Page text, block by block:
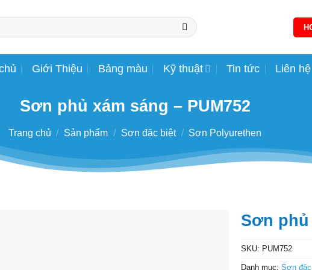
Giới Thiệu Bảng màu Kỹ thuật Tin tức Liên hệ
Sơn phủ xám sáng – PUM752
Trang chủ / Sản phẩm / Sơn đặc biệt / Sơn Polyurethen
Sơn phủ
SKU: PUM752
Danh mục: Sơn